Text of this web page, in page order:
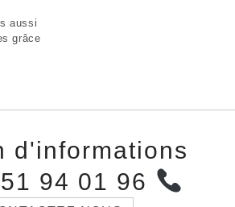
aussi
grâce
d'informations
94 01 96